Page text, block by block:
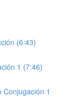
(6:43)
1 (7:46)
1